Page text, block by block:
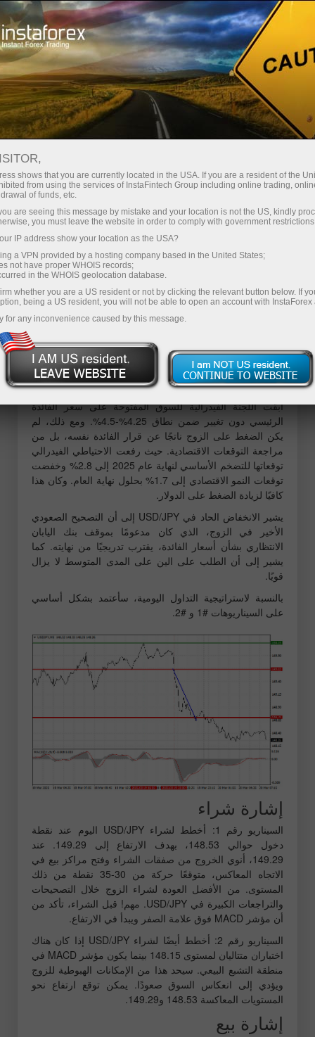
للمتداولين تحليلات الفوركس
المراجعات التحليلية
Forecast
20.03.2025 09:08 AM
USD/JPY: نصائح تداول بسيطة للمتداولين
المبتدئين في 20 مارس. مراجعة تداولات
الفوركس ليوم أمس
تحليل التداولات ونصائح التداول
حدث اختبار السعر عند 149.63 عندما بدأ مؤشر MACD في
التحرك نحو الأسفل من علامة الصفر، مما أكد نقطة دخول
صالحة لبيع الدولار. ونتيجة لذلك، انخفض الزوج إلى مستوى
الهدف عند 148.70، مما أتاح تحقيق ربح يقارب 90 نقطة.
أبقت اللجنة الفيدرالية للسوق المفتوحة على سعر الفائدة
الرئيسي دون تغيير ضمن نطاق 4.25%-4.5%. ومع ذلك، لم
يكن الضغط على الزوج ناتجًا عن قرار الفائدة نفسه، بل من
مراجعة التوقعات الاقتصادية. حيث رفعت الاحتياطي الفيدرالي
توقعاتها للتضخم الأساسي لنهاية عام 2025 إلى 2.8% وخفضت
توقعات النمو الاقتصادي إلى 1.7% بحلول نهاية العام. وكان هذا
كافيًا لزيادة الضغط على الدولار.
يشير الانخفاض الحاد في USD/JPY إلى أن التصحيح الصعودي
الأخير في الزوج، الذي كان مدعومًا بموقف بنك اليابان
الانتظاري بشأن أسعار الفائدة، يقترب تدريجيًا من نهايته. كما
يشير إلى أن الطلب على الين على المدى المتوسط لا يزال
قويًا.
بالنسبة لاستراتيجية التداول اليومية، سأعتمد بشكل أساسي
على السيناريوهات #1 و #2.
إشارة شراء
السيناريو رقم 1: أخطط لشراء USD/JPY اليوم عند نقطة
دخول حوالي 148.53، بهدف الارتفاع إلى 149.29. عند
149.29، أنوي الخروج من صفقات الشراء وفتح مراكز بيع في
الاتجاه المعاكس، متوقعًا حركة من 30-35 نقطة من ذلك
المستوى. من الأفضل العودة لشراء الزوج خلال التصحيحات
والتراجعات الكبيرة في USD/JPY. مهم! قبل الشراء، تأكد من
أن مؤشر MACD فوق علامة الصفر ويبدأ في الارتفاع.
السيناريو رقم 2: أخطط أيضًا لشراء USD/JPY إذا كان هناك
اختباران متتاليان لمستوى 148.15 بينما يكون مؤشر MACD في
منطقة التشبع البيعي. سيحد هذا من الإمكانات الهبوطية للزوج
ويؤدي إلى انعكاس السوق صعودًا. يمكن توقع ارتفاع نحو
المستويات المعاكسة 148.53 و149.29.
إشارة بيع
shows that you are currently located in the USA. If you are a resident of the
from using the services of InstaFintech Group including online trading,
of funds, etc.
are seeing this message by mistake and your location is not the US, kindly
you must leave the website in order to comply with government
IP address show your location as the USA?
a VPN provided by a hosting company based in the United States;
not have proper WHOIS records;
in the WHOIS geolocation database.
whether you are a US resident or not by clicking the relevant button below. If
being a US resident, you will not be able to open an account with InstaForex
for any inconvenience caused by this message.